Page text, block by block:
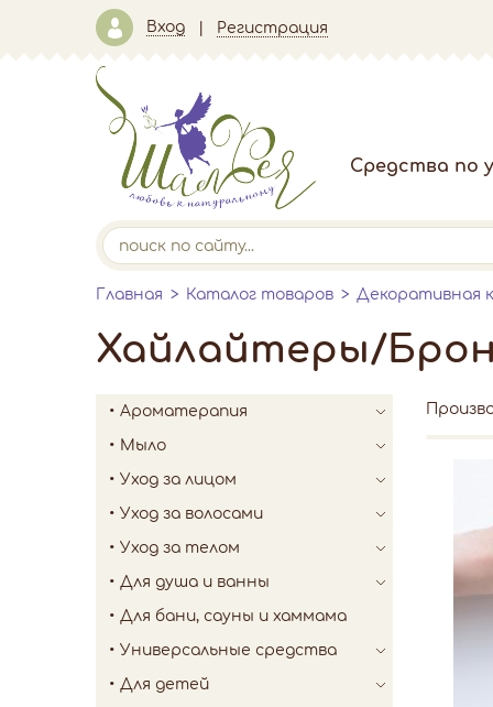
Вход Регистрация
Средства по
Главная Каталог товаров Декоративная
Хайлайтеры/
Ароматерапия
Мыло
Уход за лицом
Уход за волосами
Уход за телом
Для душа и ванны
Для бани, сауны и хаммама
Универсальные средства
Для детей